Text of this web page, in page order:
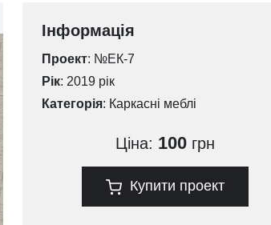
Інформація
Проект: №ЕК-7
Рік: 2019 рік
Категорія: Каркасні меблі
Ціна: 100 грн
Купити проект